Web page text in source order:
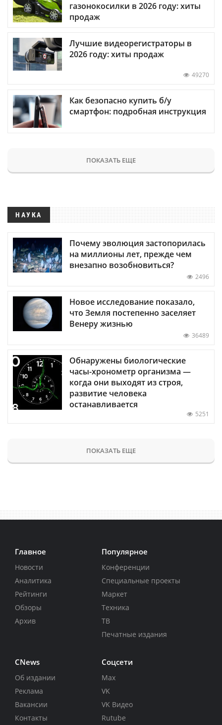
газонокосилки в 2026 году: хиты
продаж
Лучшие видеорегистраторы в
2026 году: хиты продаж
49270
Как безопасно купить б/у
смартфон: подробная инструкция
ПОКАЗАТЬ ЕЩЕ
НАУКА
Почему эволюция застопорилась
на миллионы лет, прежде чем
внезапно возобновиться?
2496
Новое исследование показало,
что Земля постепенно заселяет
Венеру жизнью
36489
Обнаружены биологические
часы-хронометр организма —
когда они выходят из строя,
развитие человека
останавливается
5251
ПОКАЗАТЬ ЕЩЕ
Главное
Новости
Аналитика
Рейтинги
Обзоры
Архив
Популярное
Конференции
Специальные проекты
Маркет
Техника
ТВ
Печатные издания
CNews
Об издании
Реклама
Вакансии
Контакты
Соцсети
Max
VK
VK Видео
Rutube